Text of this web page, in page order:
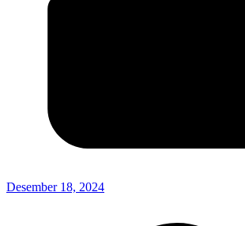
Desember 18, 2024